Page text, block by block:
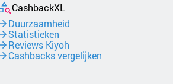
CashbackXL
Duurzaamheid
Statistieken
Reviews Kiyoh
Cashbacks vergelijken